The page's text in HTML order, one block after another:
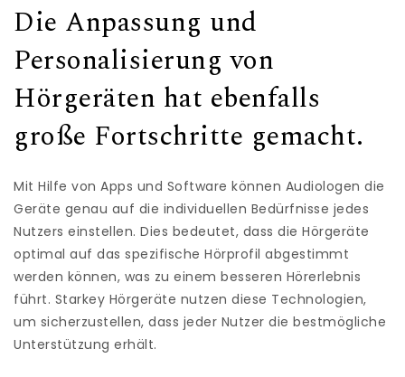
Die Anpassung und
Personalisierung von
Hörgeräten hat ebenfalls
große Fortschritte gemacht.
Mit Hilfe von Apps und Software können Audiologen die
Geräte genau auf die individuellen Bedürfnisse jedes
Nutzers einstellen. Dies bedeutet, dass die Hörgeräte
optimal auf das spezifische Hörprofil abgestimmt
werden können, was zu einem besseren Hörerlebnis
führt. Starkey Hörgeräte nutzen diese Technologien,
um sicherzustellen, dass jeder Nutzer die bestmögliche
Unterstützung erhält.